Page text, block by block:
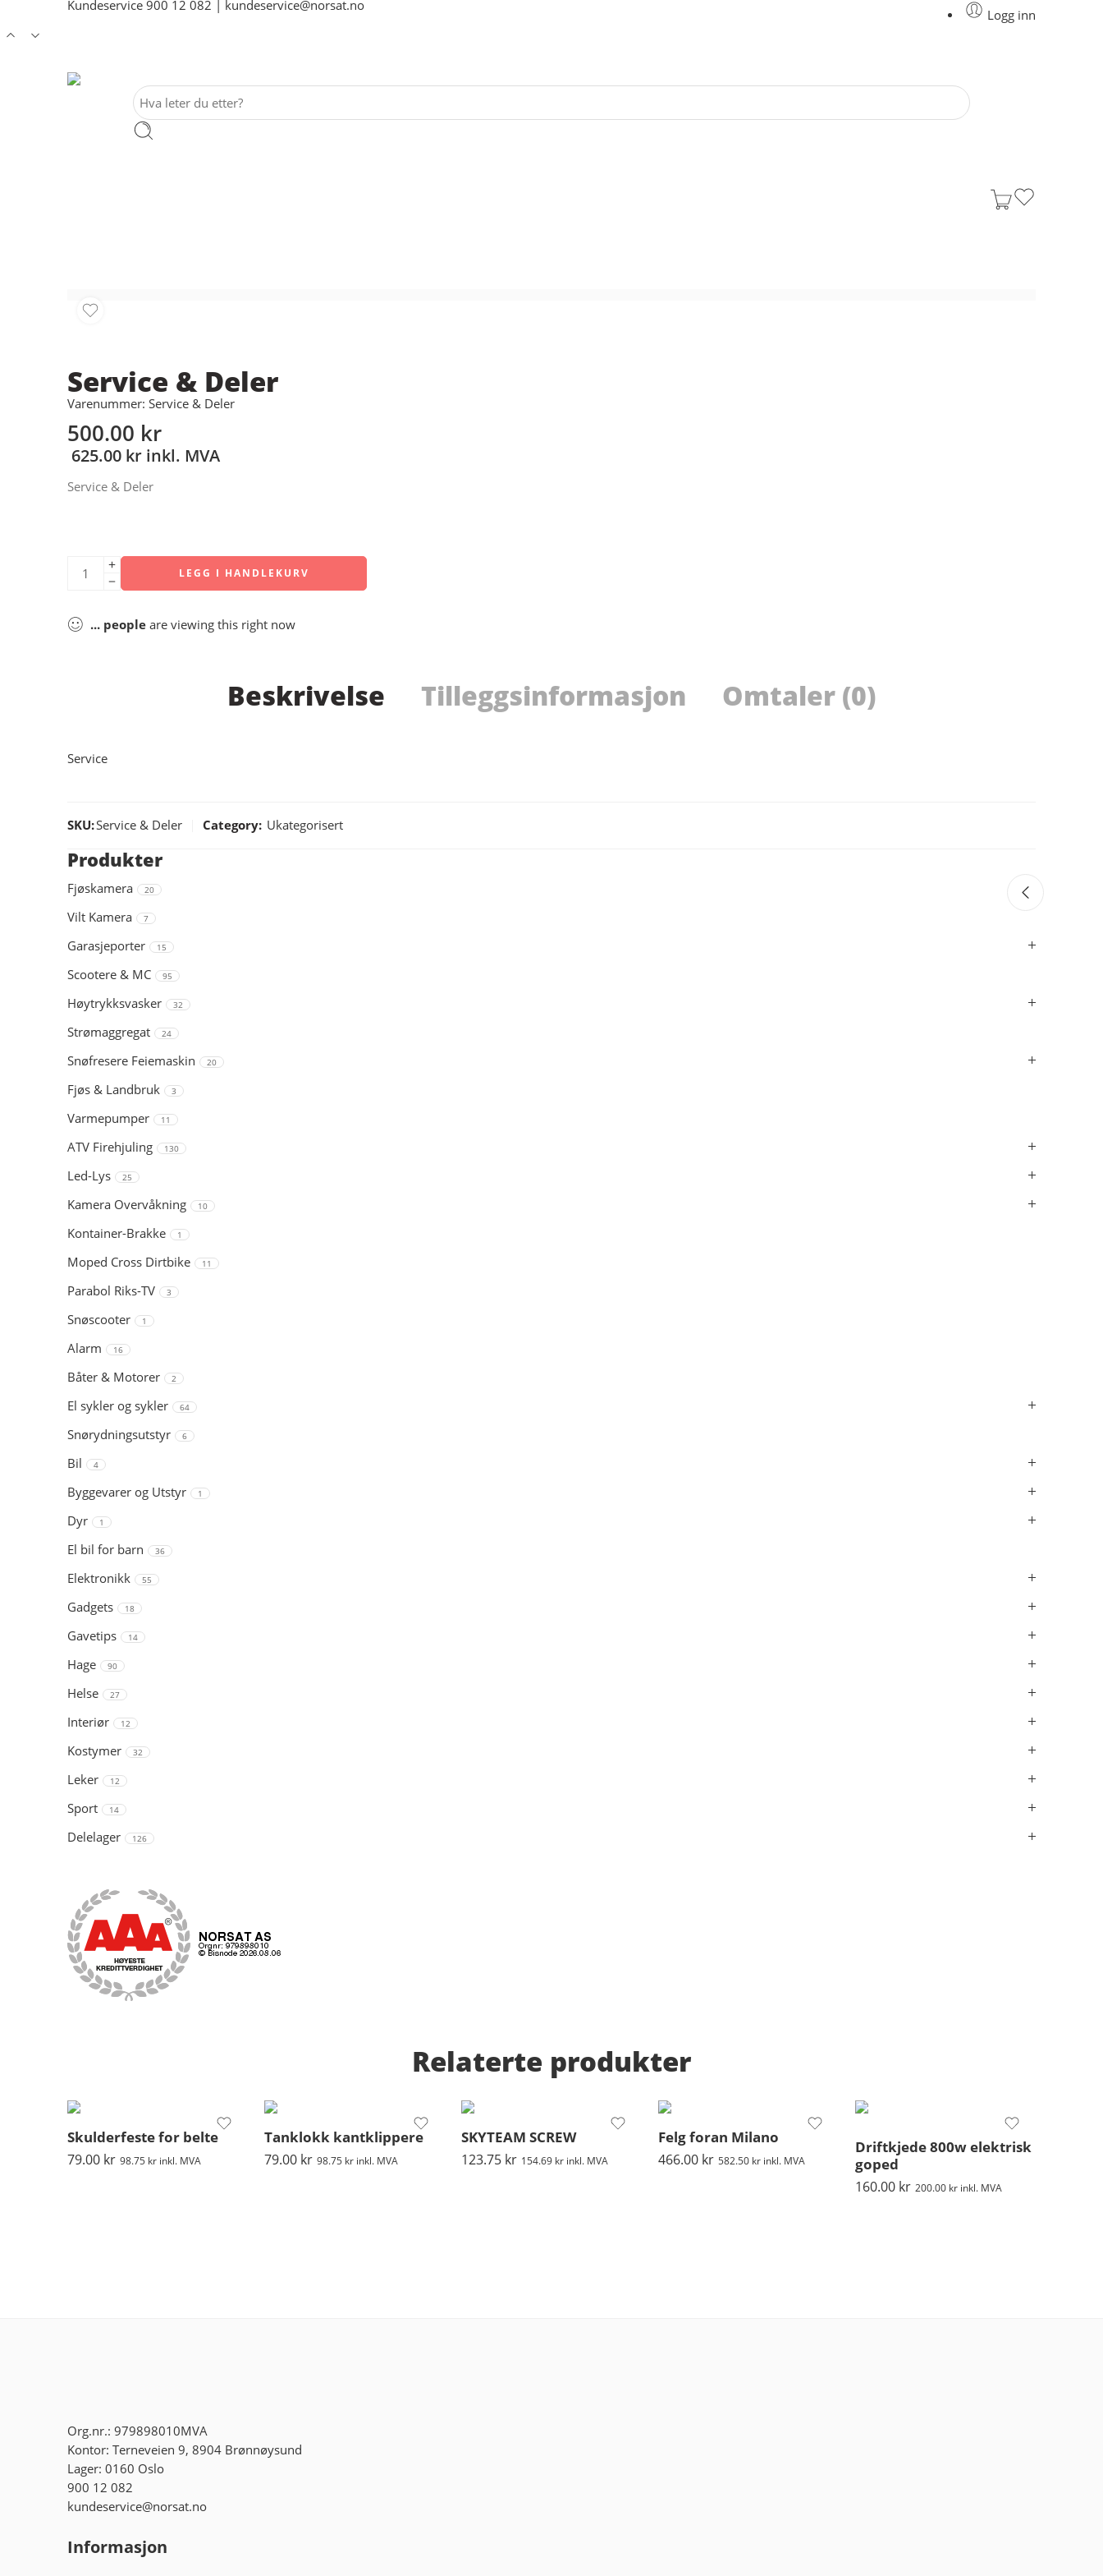
Kundeservice 900 12 082 kundeservice@norsat.no
Logg inn
Service & Deler
Varenummer: Service & Deler
500.00 kr
625.00 kr inkl. MVA
Service & Deler
LEGG I HANDLEKURV
... people are viewing this right now
Beskrivelse Tilleggsinformasjon Omtaler (0)
Service
SKU:Service & Deler Category: Ukategorisert
Produkter
Fjøskamera 20
Vilt Kamera 7
Garasjeporter 15
Scootere & MC 95
Høytrykksvasker 32
Strømaggregat 24
Snøfresere Feiemaskin 20
Fjøs & Landbruk 3
Varmepumper 11
ATV Firehjuling 130
Led-Lys 25
Kamera Overvåkning 10
Kontainer-Brakke 1
Moped Cross Dirtbike 11
Parabol Riks-TV 3
Snøscooter 1
Alarm 16
Båter & Motorer 2
El sykler og sykler 64
Snørydningsutstyr 6
Bil 4
Byggevarer og Utstyr 1
Dyr 1
El bil for barn 36
Elektronikk 55
Gadgets 18
Gavetips 14
Hage 90
Helse 27
Interiør 12
Kostymer 32
Leker 12
Sport 14
Delelager 126
Relaterte produkter
Skulderfeste for belte
79.00 kr 98.75 kr inkl. MVA
Tanklokk kantklippere
79.00 kr 98.75 kr inkl. MVA
SKYTEAM SCREW
123.75 kr 154.69 kr inkl. MVA
Felg foran Milano
466.00 kr 582.50 kr inkl. MVA
Driftkjede 800w elektrisk
goped
160.00 kr 200.00 kr inkl. MVA
Org.nr.: 979898010MVA
Kontor: Terneveien 9, 8904 Brønnøysund
Lager: 0160 Oslo
900 12 082
kundeservice@norsat.no
Informasjon